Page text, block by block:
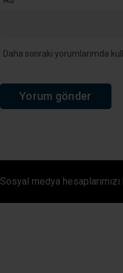
Daha sonraki yorumlarımda
Sosyal medya